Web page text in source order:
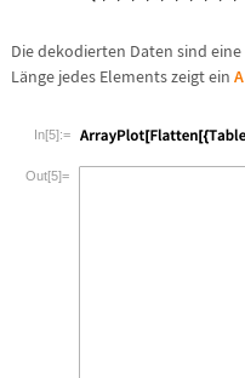
Die dekodierten Daten sind
Länge jedes Elements zeigt ein
In[5]:=
Out[5]=